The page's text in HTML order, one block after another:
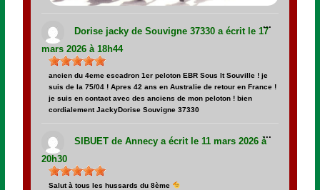
Dorise jackyde Souvigne 37330 a écrit le 17
mars 2026 à 18h44
ancien du 4eme escadron 1er peloton EBR Sous lt Souville ! je
suis de la 75/04 ! Apres 42 ans en Australie de retour en France !
je suis en contact avec des anciens de mon peloton ! bien
cordialement JackyDorise Souvigne 37330
...cette
SIBUETde Annecy a écrit le 11 mars 2026 à
20h30
Salut à tous les hussards du 8ème
...cette